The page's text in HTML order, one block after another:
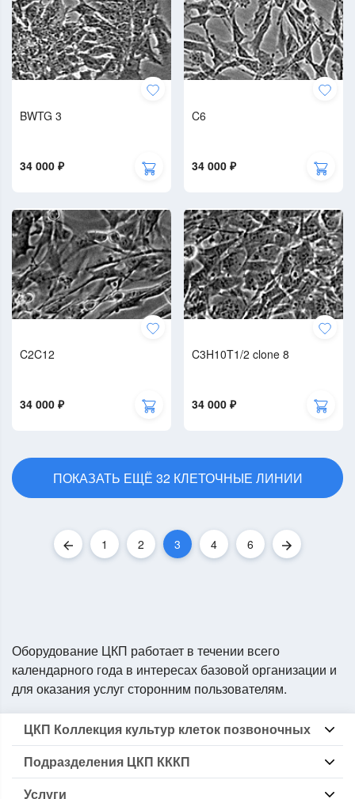
BWTG 3
34 000 ₽
C6
34 000 ₽
C2C12
34 000 ₽
C3H10T1/2 clone 8
34 000 ₽
ПОКАЗАТЬ ЕЩЁ 32 КЛЕТОЧНЫЕ ЛИНИИ
Назад 1 2 3 4 6 Вперед
Оборудование ЦКП работает в течении всего
календарного года в интересах базовой организации и
для оказания услуг сторонним пользователям.
ЦКП Коллекция культур клеток позвоночных
Информация о ЦКП КККП
Локальные нормативные
Перечень оборудования
Основные направления исследований
Подразделения ЦКП КККП
Группа БКККП
Группа Криокомплекс
Услуги